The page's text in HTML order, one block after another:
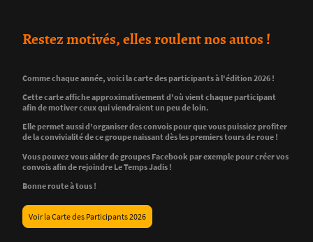
Restez motivés, elles roulent nos autos !
Comme chaque année, voici la carte des participants à l'édition 2026 !
Cette carte affiche approximativement d'où vient chaque participant
afin de motiver ceux qui viendraient un peu de loin.
Elle permet aussi d'organiser des convois pour que vous puissiez profiter
de la convivialité de ce groupe naissant dès les premiers tours de roue !
Vous pouvez vous aider de groupes Facebook par exemple pour créer vos
convois afin de rejoindre Le Temps Jadis !
Bonne route à tous !
Voir la Carte des Participants 2026